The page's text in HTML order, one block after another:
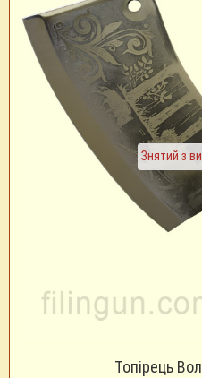
Знятий з
Топірець